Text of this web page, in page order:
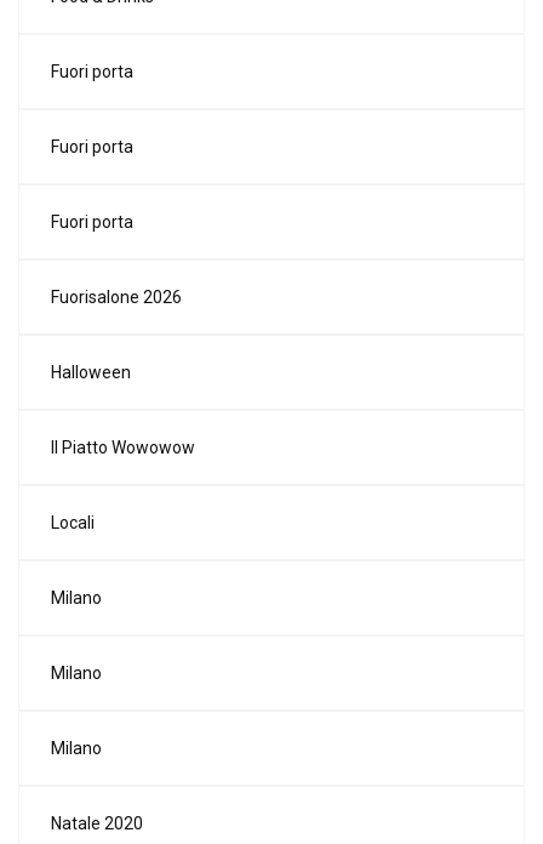
Fuori porta
Fuori porta
Fuori porta
Fuorisalone 2026
Halloween
Il Piatto Wowowow
Locali
Milano
Milano
Milano
Natale 2020